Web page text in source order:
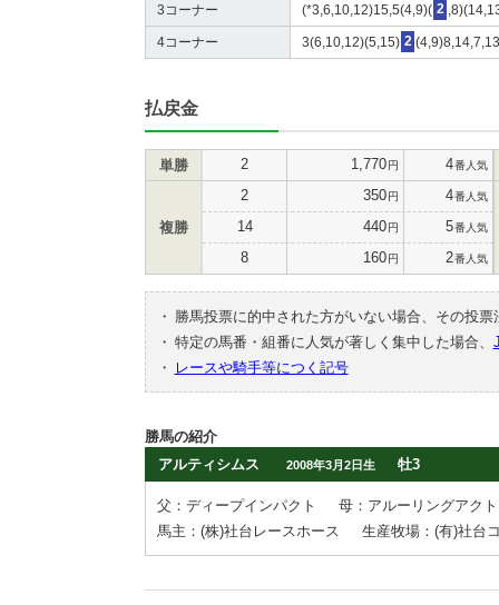
3コーナー (*3,6,10,12)15,5(4,9)( 2
4コーナー 3(6,10,12)(5,15) 2
払戻金
単勝 2 1,770円 4番人気
複勝
2 350円 4番人気
14 440円 5番人気
8 160円 2番人気
・
勝馬投票に的中された方がいない場合、その投
・ 特定の馬番・組番に人気が著しく集中した場合、
・
レースや騎手等につく記号
勝馬の紹介
アルティシムス
2008年3月2日生 牡3
父：ディープインパクト
母：アルーリングアクト
馬主：(株)社台レースホース
生産牧場：(有)社台